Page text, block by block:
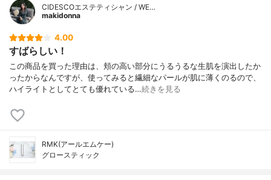
CIDESCOエステティシャン / WE…
makidonna
4.00
すばらしい！
この商品を買った理由は、頬の高い部分にうるうるな生肌を演出したか
ったからなんですが、使ってみると繊細なパールが肌に薄くのるので、
ハイライトとしてとても優れている…続きを見る
RMK(アールエムケー)
グロースティック